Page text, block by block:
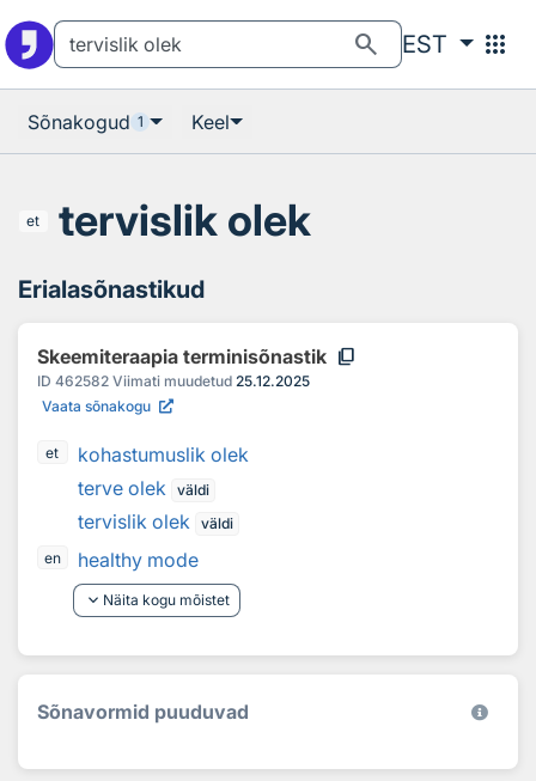
search EST apps
Sõnakogud 1 Keel
et tervislik olek
Erialasõnastikud
Skeemiteraapia terminisõnastik content_copy
ID 462582 Viimati muudetud 25.12.2025
Vaata sõnakogu
et
kohastumuslik olek
terve olek väldi
tervislik olek väldi
en
healthy mode
keyboard_arrow_down Näita kogu mõistet
Sõnavormid puuduvad